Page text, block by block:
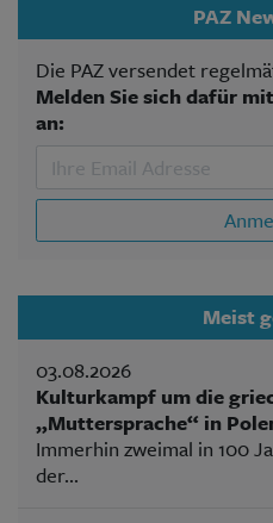
PAZ
Die PAZ versendet
Melden Sie sich dafür
an:
Meist
03.08.2026
Kulturkampf um die
„Muttersprache“ in
Immerhin zweimal in 100
der...